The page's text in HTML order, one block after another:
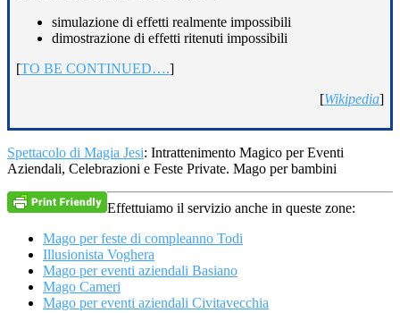
simulazione di effetti realmente impossibili
dimostrazione di effetti ritenuti impossibili
[TO BE CONTINUED….]
[Wikipedia]
Spettacolo di Magia Jesi: Intrattenimento Magico per Eventi
Aziendali, Celebrazioni e Feste Private. Mago per bambini
Effettuiamo il servizio anche in queste zone:
Mago per feste di compleanno Todi
Illusionista Voghera
Mago per eventi aziendali Basiano
Mago Cameri
Mago per eventi aziendali Civitavecchia